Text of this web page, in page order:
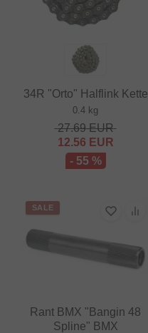
34R "Orto" Halflink Kette
0.4 kg
27.69EUR
12.56 EUR
- 55 %
SALE
Rant BMX "Bangin 48
Spline" BMX